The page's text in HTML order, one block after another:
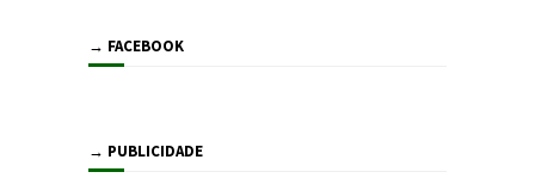
→ FACEBOOK
→ PUBLICIDADE